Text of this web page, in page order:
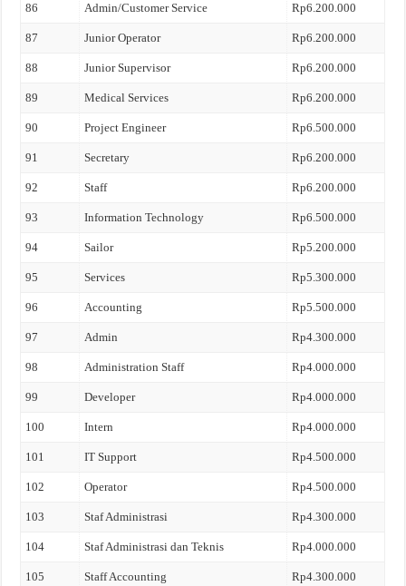
86 Admin/Customer Service Rp6.200.000
87 Junior Operator Rp6.200.000
88 Junior Supervisor Rp6.200.000
89 Medical Services Rp6.200.000
90 Project Engineer Rp6.500.000
91 Secretary Rp6.200.000
92 Staff Rp6.200.000
93 Information Technology Rp6.500.000
94 Sailor Rp5.200.000
95 Services Rp5.300.000
96 Accounting Rp5.500.000
97 Admin Rp4.300.000
98 Administration Staff Rp4.000.000
99 Developer Rp4.000.000
100 Intern Rp4.000.000
101 IT Support Rp4.500.000
102 Operator Rp4.500.000
103 Staf Administrasi Rp4.300.000
104 Staf Administrasi dan Teknis Rp4.000.000
105 Staff Accounting Rp4.300.000